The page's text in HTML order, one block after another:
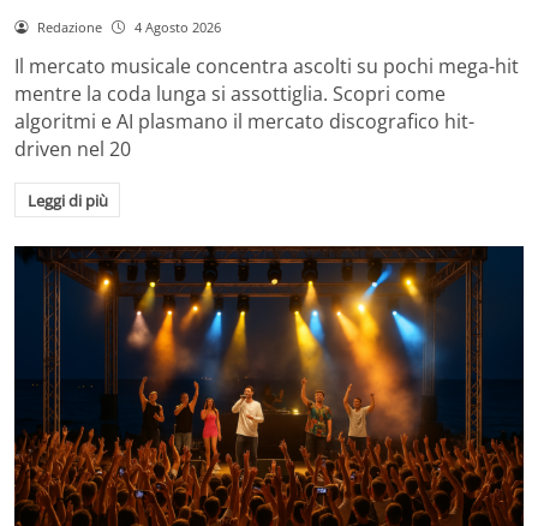
Redazione 4 Agosto 2026
Il mercato musicale concentra ascolti su pochi mega-hit
mentre la coda lunga si assottiglia. Scopri come
algoritmi e AI plasmano il mercato discografico hit-
driven nel 20
Leggi di più